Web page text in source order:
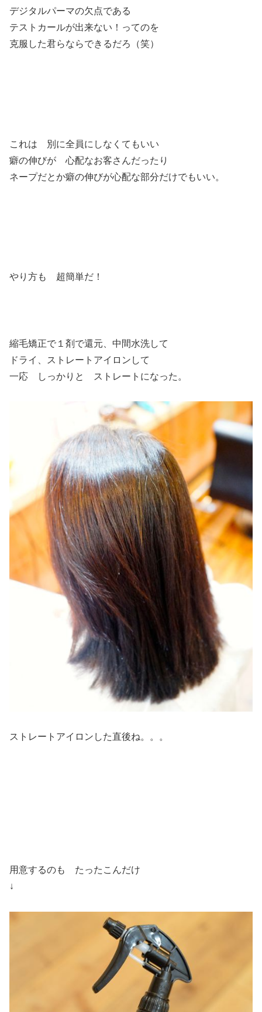
デジタルパーマの欠点である
テストカールが出来ない！ってのを
克服した君らならできるだろ（笑）
これは 別に全員にしなくてもいい
癖の伸びが 心配なお客さんだったり
ネープだとか癖の伸びが心配な部分だけでもいい。
やり方も 超簡単だ！
縮毛矯正で１剤で還元、中間水洗して
ドライ、ストレートアイロンして
一応 しっかりと ストレートになった。
ストレートアイロンした直後ね。。。
用意するのも たったこんだけ
↓